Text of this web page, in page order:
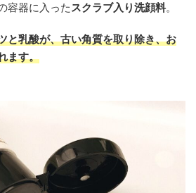
容器に入ったスクラブ入り洗顔料。
と乳酸が、古い角質を取り除き、お
ます。